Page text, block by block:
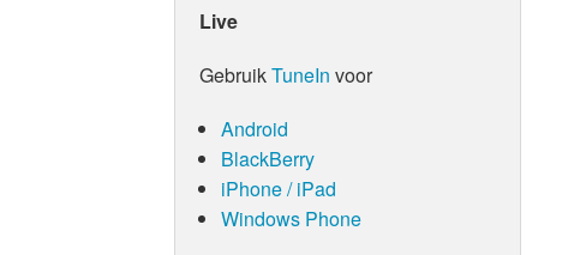
Live
GebruikTuneIn voor
Android
BlackBerry
iPhone / iPad
Windows Phone